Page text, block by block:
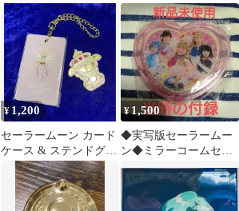
セル画 動画付き 天王は
るか 希少
¥ 1,200
セーラームーン カード
ケース & ステンドグラ
スコンパクトミラー
¥ 1,500
◆実写版セーラームー
ン◆ミラーコームセッ
ト◆当時の付録